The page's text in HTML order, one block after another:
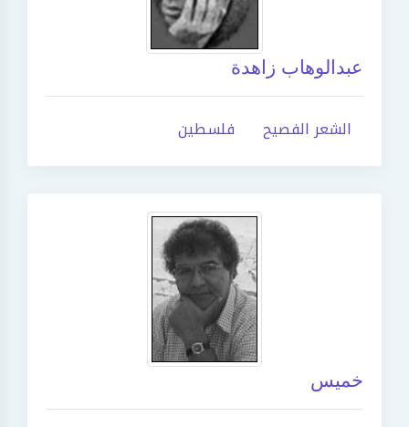
عبدالوهاب زاهدة
الشعر الفصيح فلسطين
خميس